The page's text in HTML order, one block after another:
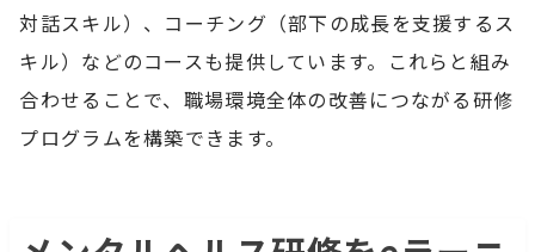
対話スキル）、コーチング（部下の成長を支援するス
キル）などのコースも提供しています。これらと組み
合わせることで、職場環境全体の改善につながる研修
プログラムを構築できます。